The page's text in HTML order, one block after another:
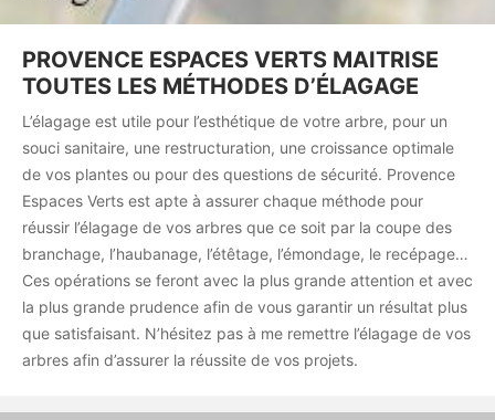
PROVENCE ESPACES VERTS MAITRISE
TOUTES LES MÉTHODES D’ÉLAGAGE
L’élagage est utile pour l’esthétique de votre arbre, pour un
souci sanitaire, une restructuration, une croissance optimale
de vos plantes ou pour des questions de sécurité. Provence
Espaces Verts est apte à assurer chaque méthode pour
réussir l’élagage de vos arbres que ce soit par la coupe des
branchage, l’haubanage, l’étêtage, l’émondage, le recépage…
Ces opérations se feront avec la plus grande attention et avec
la plus grande prudence afin de vous garantir un résultat plus
que satisfaisant. N’hésitez pas à me remettre l’élagage de vos
arbres afin d’assurer la réussite de vos projets.